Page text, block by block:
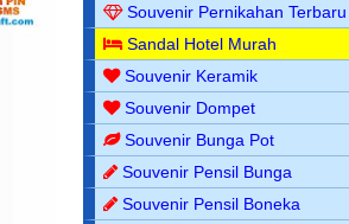
Souvenir Pernikahan Terbaru
Sandal Hotel Murah
Souvenir Keramik
Souvenir Dompet
Souvenir Bunga Pot
Souvenir Pensil Bunga
Souvenir Pensil Boneka